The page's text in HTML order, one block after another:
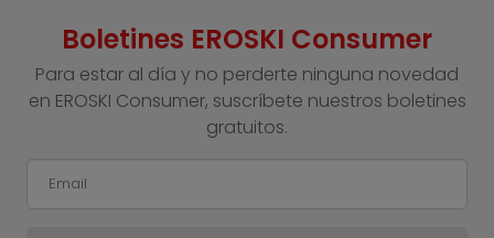
Boletines EROSKI Consumer
Para estar al día y no perderte ninguna novedad
en EROSKI Consumer, suscríbete nuestros boletines
gratuitos.